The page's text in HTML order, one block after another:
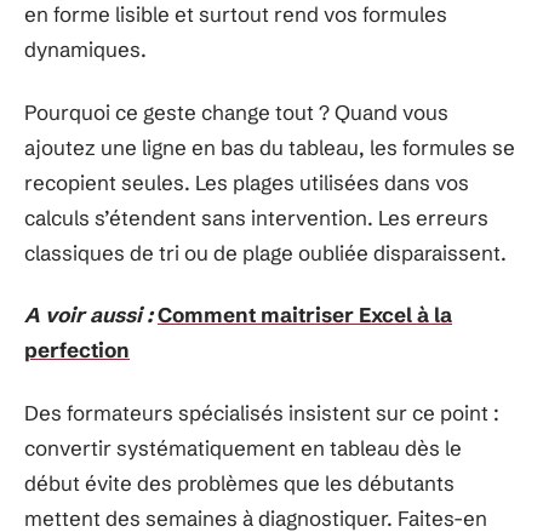
en forme lisible et surtout rend vos formules
dynamiques.
Pourquoi ce geste change tout ? Quand vous
ajoutez une ligne en bas du tableau, les formules se
recopient seules. Les plages utilisées dans vos
calculs s’étendent sans intervention. Les erreurs
classiques de tri ou de plage oubliée disparaissent.
A voir aussi :Comment maitriser Excel à la
perfection
Des formateurs spécialisés insistent sur ce point :
convertir systématiquement en tableau dès le
début évite des problèmes que les débutants
mettent des semaines à diagnostiquer. Faites-en